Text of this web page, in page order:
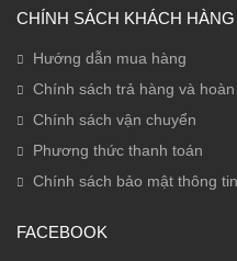
CHÍNH SÁCH KHÁCH HÀNG
Hướng dẫn mua hàng
Chính sách trả hàng và hoàn
Chính sách vận chuyển
Phương thức thanh toán
Chính sách bảo mật thông
FACEBOOK